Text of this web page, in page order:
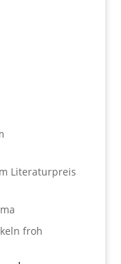
Literaturpreis
froh